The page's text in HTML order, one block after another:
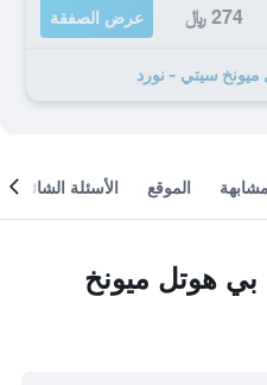
274 ﷼ عرض الصفقة
الموقع الأسئلة الشائعة
هوتل ميونخ